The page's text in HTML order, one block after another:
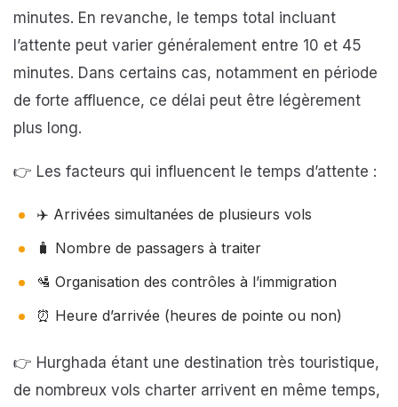
minutes. En revanche, le temps total incluant
l’attente peut varier généralement entre 10 et 45
minutes. Dans certains cas, notamment en période
de forte affluence, ce délai peut être légèrement
plus long.
👉 Les facteurs qui influencent le temps d’attente :
✈️ Arrivées simultanées de plusieurs vols
🧳 Nombre de passagers à traiter
🛂 Organisation des contrôles à l’immigration
⏰ Heure d’arrivée (heures de pointe ou non)
👉 Hurghada étant une destination très touristique,
de nombreux vols charter arrivent en même temps,